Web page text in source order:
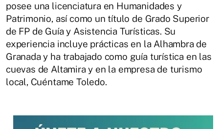
posee una licenciatura en Humanidades y
Patrimonio, así como un título de Grado Superior
de FP de Guía y Asistencia Turísticas. Su
experiencia incluye prácticas en la Alhambra de
Granada y ha trabajado como guía turística en las
cuevas de Altamira y en la empresa de turismo
local, Cuéntame Toledo.